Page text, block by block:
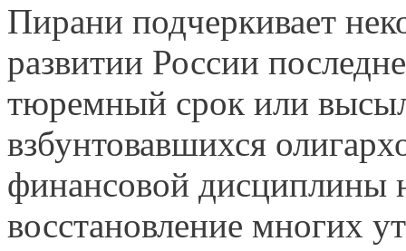
Пирани подчеркивает
развитии России
тюремный срок или
взбунтовавшихся
финансовой дисциплины
восстановление многих